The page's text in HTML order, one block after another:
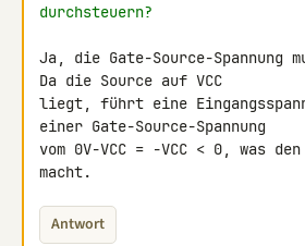
durchsteuern?
Ja, die Gate-Source-Spannung
Da die Source auf VCC
liegt, führt eine
einer Gate-Source-Spannung
vom 0V-VCC = -VCC < 0, was
macht.
Antwort